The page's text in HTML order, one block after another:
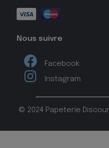
Nous suivre
Facebook
Instagram
© 2024 Papeterie